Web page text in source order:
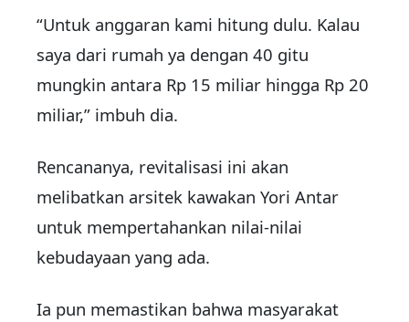
“Untuk anggaran kami hitung dulu. Kalau
saya dari rumah ya dengan 40 gitu
mungkin antara Rp 15 miliar hingga Rp 20
miliar,” imbuh dia.
Rencananya, revitalisasi ini akan
melibatkan arsitek kawakan Yori Antar
untuk mempertahankan nilai-nilai
kebudayaan yang ada.
Ia pun memastikan bahwa masyarakat